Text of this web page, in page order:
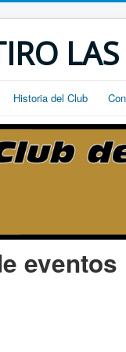
Historia del Club
eventos